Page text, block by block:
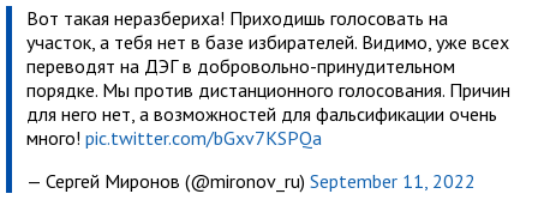
Вот такая неразбериха! Приходишь голосовать на
участок, а тебя нет в базе избирателей. Видимо, уже всех
переводят на ДЭГ в добровольно-принудительном
порядке. Мы против дистанционного голосования. Причин
для него нет, а возможностей для фальсификации очень
много! pic.twitter.com/bGxv7KSPQa
— Сергей Миронов (@mironov_ru) September 11, 2022